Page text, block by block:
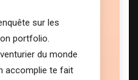
sur les
portfolio.
du monde
accomplie te fait